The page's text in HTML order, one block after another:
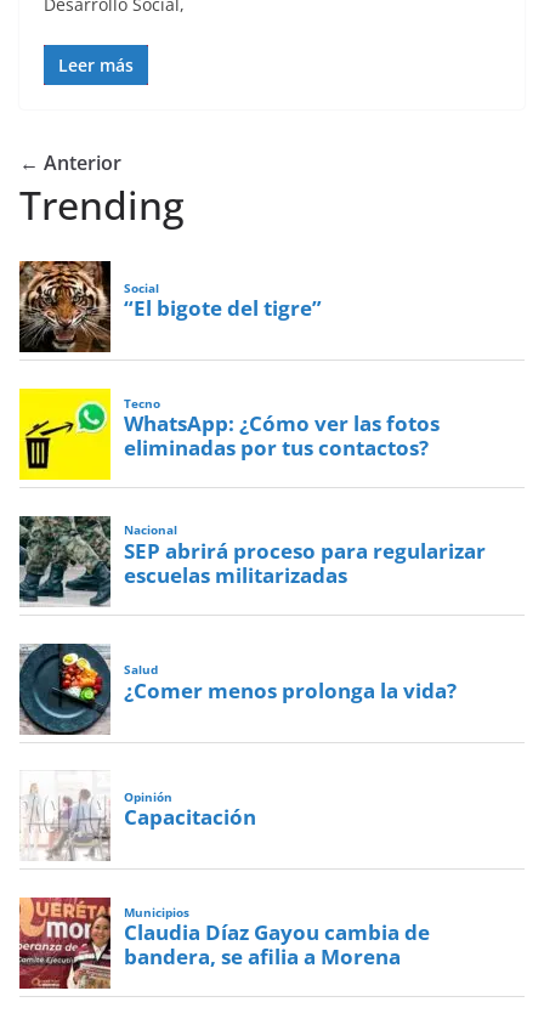
Leer más
← Anterior
Trending
Social
“El bigote del tigre”
Tecno
WhatsApp: ¿Cómo ver las fotos
eliminadas por tus contactos?
Nacional
SEP abrirá proceso para regularizar
escuelas militarizadas
Salud
¿Comer menos prolonga la vida?
Opinión
Capacitación
Municipios
Claudia Díaz Gayou cambia de
bandera, se afilia a Morena